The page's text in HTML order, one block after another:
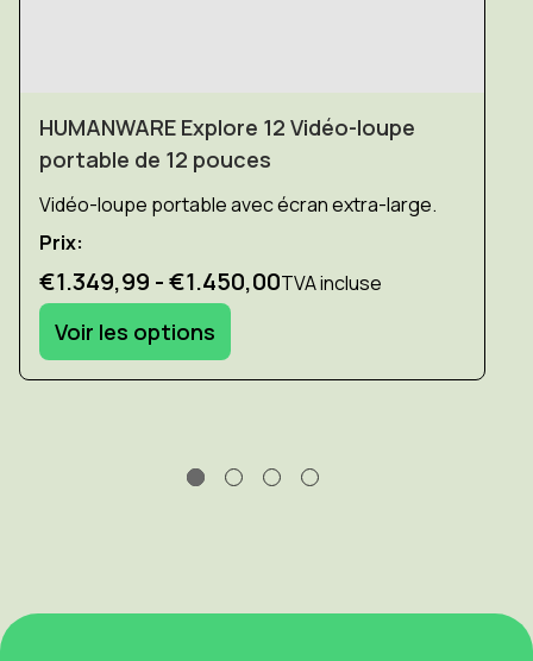
HUMANWARE Explore 12 Vidéo-loupe
portable de 12 pouces
Vidéo-loupe portable avec écran extra-large.
Prix:
€1.349,99 - €1.450,00TVA incluse
Voir les options